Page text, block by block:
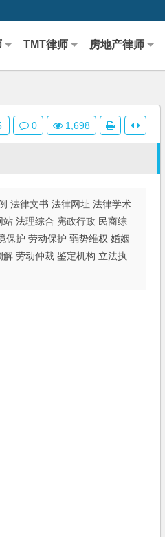
TMT律师 房地产律师
法律文书 法律网址 法律学术
法理综合 宪政行政 民商综
保护 劳动保护 弱势维权 婚姻
劳动仲裁 鉴定机构 立法执
0 1,698